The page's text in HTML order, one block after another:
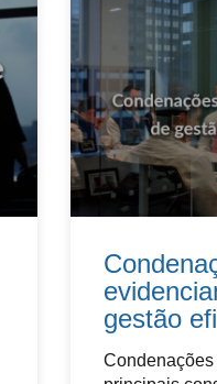
gestão